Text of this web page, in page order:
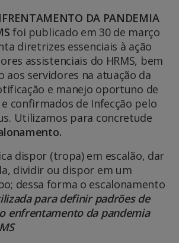
DA PANDEMIA
foi publicado em 30 de março
diretrizes essenciais à ação
assistenciais do HRMS, bem
aos servidores na atuação da
e manejo oportuno de
confirmados de Infecção pelo
Utilizamos para concretude
dispor (tropa) em escalão, dar
dividir ou dispor em um
dessa forma o escalonamento
para definir padrões de
enfrentamento da pandemia